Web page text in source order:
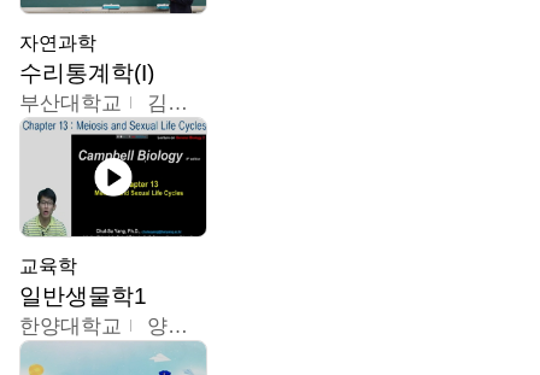
자연과학
수리통계학(I)
부산대학교 김충락
교육학
일반생물학1
한양대학교 양철수